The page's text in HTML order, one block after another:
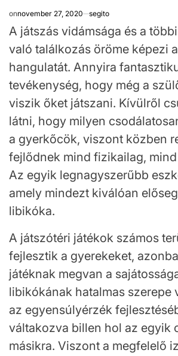
onnovember 27, 2020 segito
A játszás vidámsága és a
való találkozás öröme képezi
hangulatát. Annyira
tevékenység, hogy még a
viszik őket játszani. Kívülről
látni, hogy milyen
a gyerkőcök, viszont közben
fejlődnek mind fizikailag,
Az egyik legnagyszerűbb
amely mindezt kiválóan
libikóka.
A játszótéri játékok számos
fejlesztik a gyerekeket,
játéknak megvan a
libikókának hatalmas szerepe
az egyensúlyérzék
váltakozva billen hol az egyik
másikra. Viszont a megfelelő